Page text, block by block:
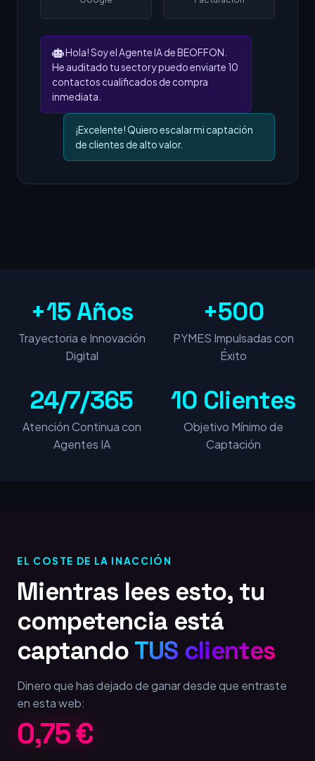
Hola! Soy el Agente IA de BEOFFON.
He auditado tu sector y puedo enviarte 10
contactos cualificados de compra
inmediata.
¡Excelente! Quiero escalar mi captación
de clientes de alto valor.
+15 Años
Trayectoria e Innovación
Digital
+500
PYMES Impulsadas con
Éxito
24/7/365
Atención Continua con
Agentes IA
10 Clientes
Objetivo Mínimo de
Captación
EL COSTE DE LA INACCIÓN
Mientras lees esto, tu
competencia está
captando TUS clientes
Dinero que has dejado de ganar desde que entraste
en esta web:
1,25 €